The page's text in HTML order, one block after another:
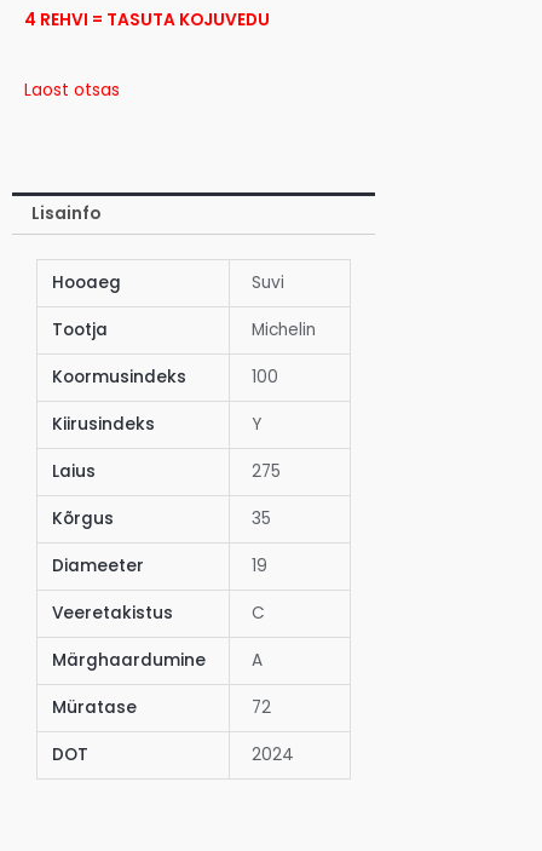
4 REHVI = TASUTA KOJUVEDU
Laost otsas
Lisainfo
Hooaeg Suvi
Tootja Michelin
Koormusindeks 100
Kiirusindeks Y
Laius 275
Kõrgus 35
Diameeter 19
Veeretakistus C
Märghaardumine A
Müratase 72
DOT 2024